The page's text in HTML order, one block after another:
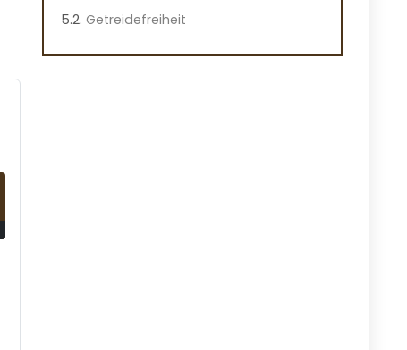
Getreidefreiheit